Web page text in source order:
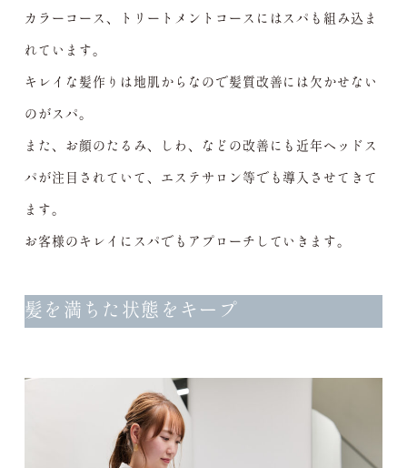
カラーコース、トリートメントコースにはスパも組み込ま
れています。
キレイな髪作りは地肌からなので髪質改善には欠かせない
のがスパ。
また、お顔のたるみ、しわ、などの改善にも近年ヘッドス
パが注目されていて、エステサロン等でも導入させてきて
ます。
お客様のキレイにスパでもアプローチしていきます。
髪を満ちた状態をキープ